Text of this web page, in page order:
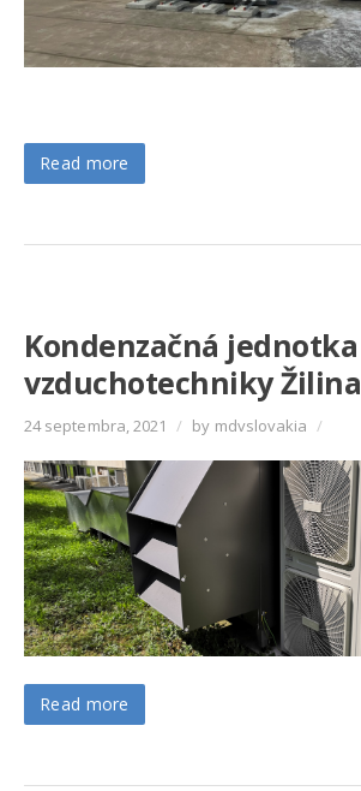
Read more
Kondenzačná jednotka
vzduchotechniky Žilina
24 septembra, 2021 / by mdvslovakia /
Read more